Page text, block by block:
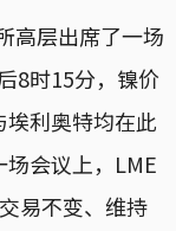
高层出席了一场
8时15分，镍价
利奥特均在此
会议上，LME
易不变、维持